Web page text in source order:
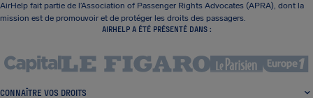
AirHelp fait partie de l’Association of Passenger Rights Advocates (APRA), dont la
mission est de promouvoir et de protéger les droits des passagers.
AIRHELP A ÉTÉ PRÉSENTÉ DANS :
CONNAÎTRE VOS DROITS